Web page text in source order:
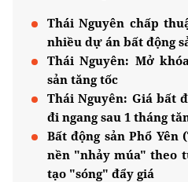
Thái Nguyên chấp
nhiều dự án bất động
Thái Nguyên: Mở
sản tăng tốc
Thái Nguyên: Giá bất
đi ngang sau 1 tháng
Bất động sản Phổ Yên
nền "nhảy múa" theo
tạo "sóng" đẩy giá